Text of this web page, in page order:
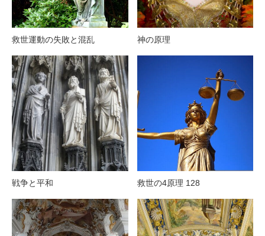
救世運動の失敗と混乱 神の原理
戦争と平和 救世の4原理 128